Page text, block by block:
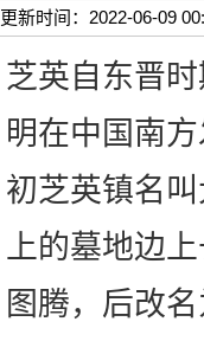
更新时间：2022-06-09
芝英自东晋
明在中国南
初芝英镇名
上的墓地边
图腾，后改名